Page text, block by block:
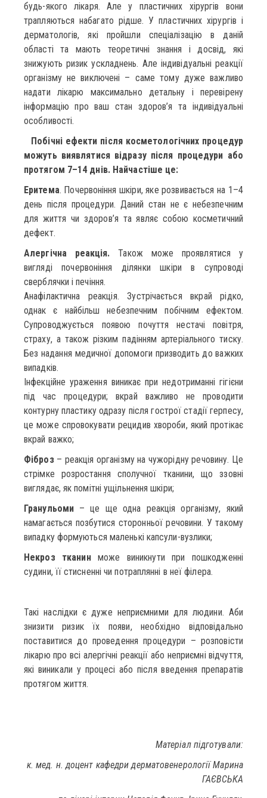
будь-якого лікаря. Але у пластичних хірургів вони
трапляються набагато рідше. У пластичних хірургів і
дерматологів, які пройшли спеціалізацію в даній
області та мають теоретичні знання і досвід, які
знижують ризик ускладнень. Але індивідуальні реакції
організму не виключені – саме тому дуже важливо
надати лікарю максимально детальну і перевірену
інформацію про ваш стан здоров’я та індивідуальні
особливості.
Побічні ефекти після косметологічних процедур
можуть виявлятися відразу після процедури або
протягом 7–14 днів. Найчастіше це:
Еритема. Почервоніння шкіри, яке розвивається на 1–4
день після процедури. Даний стан не є небезпечним
для життя чи здоров’я та являє собою косметичний
дефект.
Алергічна реакція. Також може проявлятися у
вигляді почервоніння ділянки шкіри в супроводі
сверблячки і печіння.
Анафілактична реакція. Зустрічається вкрай рідко,
однак є найбільш небезпечним побічним ефектом.
Супроводжується появою почуття нестачі повітря,
страху, а також різким падінням артеріального тиску.
Без надання медичної допомоги призводить до важких
випадків.
Інфекційне ураження виникає при недотриманні гігієни
під час процедури; вкрай важливо не проводити
контурну пластику одразу після гострої стадії герпесу,
це може спровокувати рецидив хвороби, який протікає
вкрай важко;
Фіброз– реакція організму на чужорідну речовину. Це
стрімке розростання сполучної тканини, що ззовні
виглядає, як помітні ущільнення шкіри;
Гранульоми – це ще одна реакція організму, який
намагається позбутися сторонньої речовини. У такому
випадку формуються маленькі капсули-вузлики;
Некроз тканинможе виникнути при пошкодженні
судини, її стисненні чи потраплянні в неї філера.
Такі наслідки є дуже неприємними для людини. Аби
знизити ризик їх появи, необхідно відповідально
поставитися до проведення процедури – розповісти
лікарю про всі алергічні реакції або неприємні відчуття,
які виникали у процесі або після введення препаратів
протягом життя.
Матеріал підготували:
к. мед. н. доцент кафедри дерматовенерології Марина
ГАЄВСЬКА